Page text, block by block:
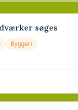
søges
Byggeri